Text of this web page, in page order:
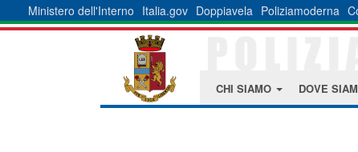
Ministero dell'Interno Italia.gov Doppiavela Poliziamoderna
CHI SIAMO DOVE